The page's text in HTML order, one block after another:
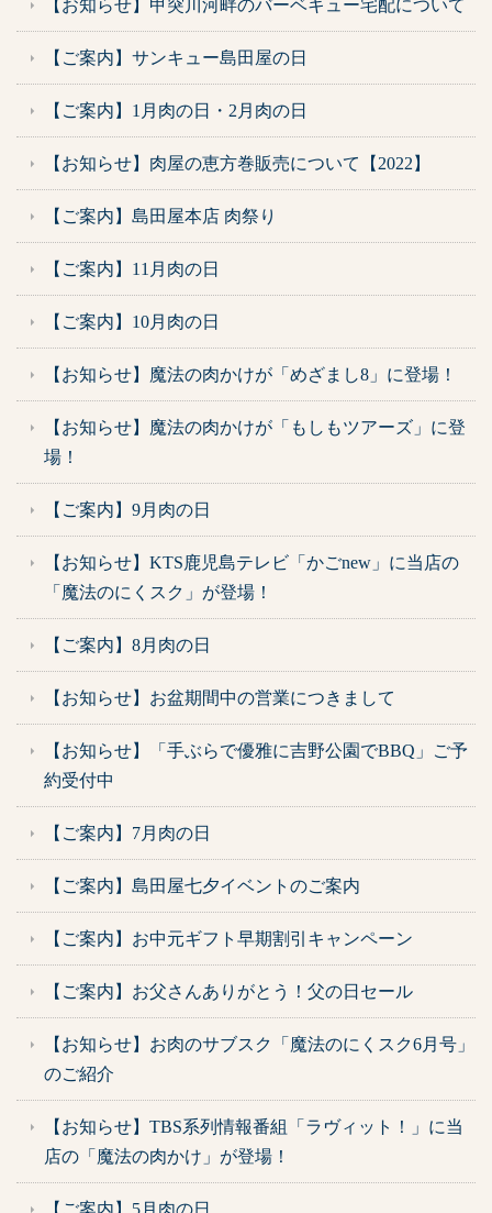
【お知らせ】甲突川河畔のバーベキュー宅配について
【ご案内】サンキュー島田屋の日
【ご案内】1月肉の日・2月肉の日
【お知らせ】肉屋の恵方巻販売について【2022】
【ご案内】島田屋本店 肉祭り
【ご案内】11月肉の日
【ご案内】10月肉の日
【お知らせ】魔法の肉かけが「めざまし8」に登場！
【お知らせ】魔法の肉かけが「もしもツアーズ」に登
場！
【ご案内】9月肉の日
【お知らせ】KTS鹿児島テレビ「かごnew」に当店の
「魔法のにくスク」が登場！
【ご案内】8月肉の日
【お知らせ】お盆期間中の営業につきまして
【お知らせ】「手ぶらで優雅に吉野公園でBBQ」ご予
約受付中
【ご案内】7月肉の日
【ご案内】島田屋七夕イベントのご案内
【ご案内】お中元ギフト早期割引キャンペーン
【ご案内】お父さんありがとう！父の日セール
【お知らせ】お肉のサブスク「魔法のにくスク6月号」
のご紹介
【お知らせ】TBS系列情報番組「ラヴィット！」に当
店の「魔法の肉かけ」が登場！
【ご案内】5月肉の日